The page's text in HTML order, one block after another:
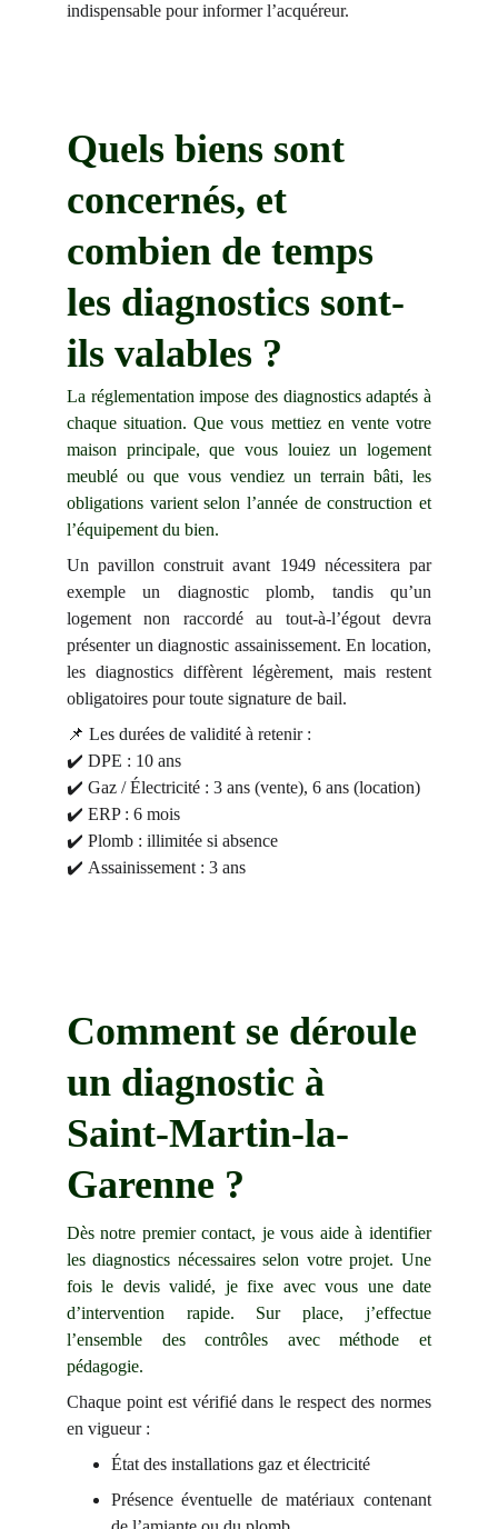
indispensable pour informer l’acquéreur.
Quels biens sont
concernés, et
combien de temps
les diagnostics sont-
ils valables ?
La réglementation impose des diagnostics adaptés à
chaque situation. Que vous mettiez en vente votre
maison principale, que vous louiez un logement
meublé ou que vous vendiez un terrain bâti, les
obligations varient selon l’année de construction et
l’équipement du bien.
Un pavillon construit avant 1949 nécessitera par
exemple un diagnostic plomb, tandis qu’un
logement non raccordé au tout-à-l’égout devra
présenter un diagnostic assainissement. En location,
les diagnostics diffèrent légèrement, mais restent
obligatoires pour toute signature de bail.
📌 Les durées de validité à retenir :
✔️ DPE : 10 ans
✔️ Gaz / Électricité : 3 ans (vente), 6 ans (location)
✔️ ERP : 6 mois
✔️ Plomb : illimitée si absence
✔️ Assainissement : 3 ans
Comment se déroule
un diagnostic à
Saint-Martin-la-
Garenne ?
Dès notre premier contact, je vous aide à identifier
les diagnostics nécessaires selon votre projet. Une
fois le devis validé, je fixe avec vous une date
d’intervention rapide. Sur place, j’effectue
l’ensemble des contrôles avec méthode et
pédagogie.
Chaque point est vérifié dans le respect des normes
en vigueur :
État des installations gaz et électricité
Présence éventuelle de matériaux contenant